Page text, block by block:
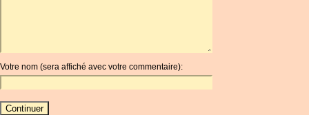
Votre nom (sera affiché avec votre commentaire):